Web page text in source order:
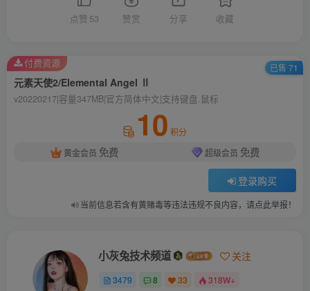
点赞 53 赞赏 分享 收藏
元素天使2/Elemental Angel Ⅱ
v20220217|容量347MB|官方简体中文|支持键盘.鼠标
10 积分
黄金会员 免费 超级会员 免费
登录购买
当前信息若含有黄赌毒等违法违规不良内容，请点此举报！
付费资源 已售 71
小灰兔技术频道 关注
3479 8 33 318W+